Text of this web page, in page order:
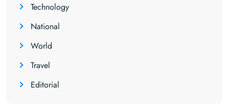
Technology
National
World
Travel
Editorial